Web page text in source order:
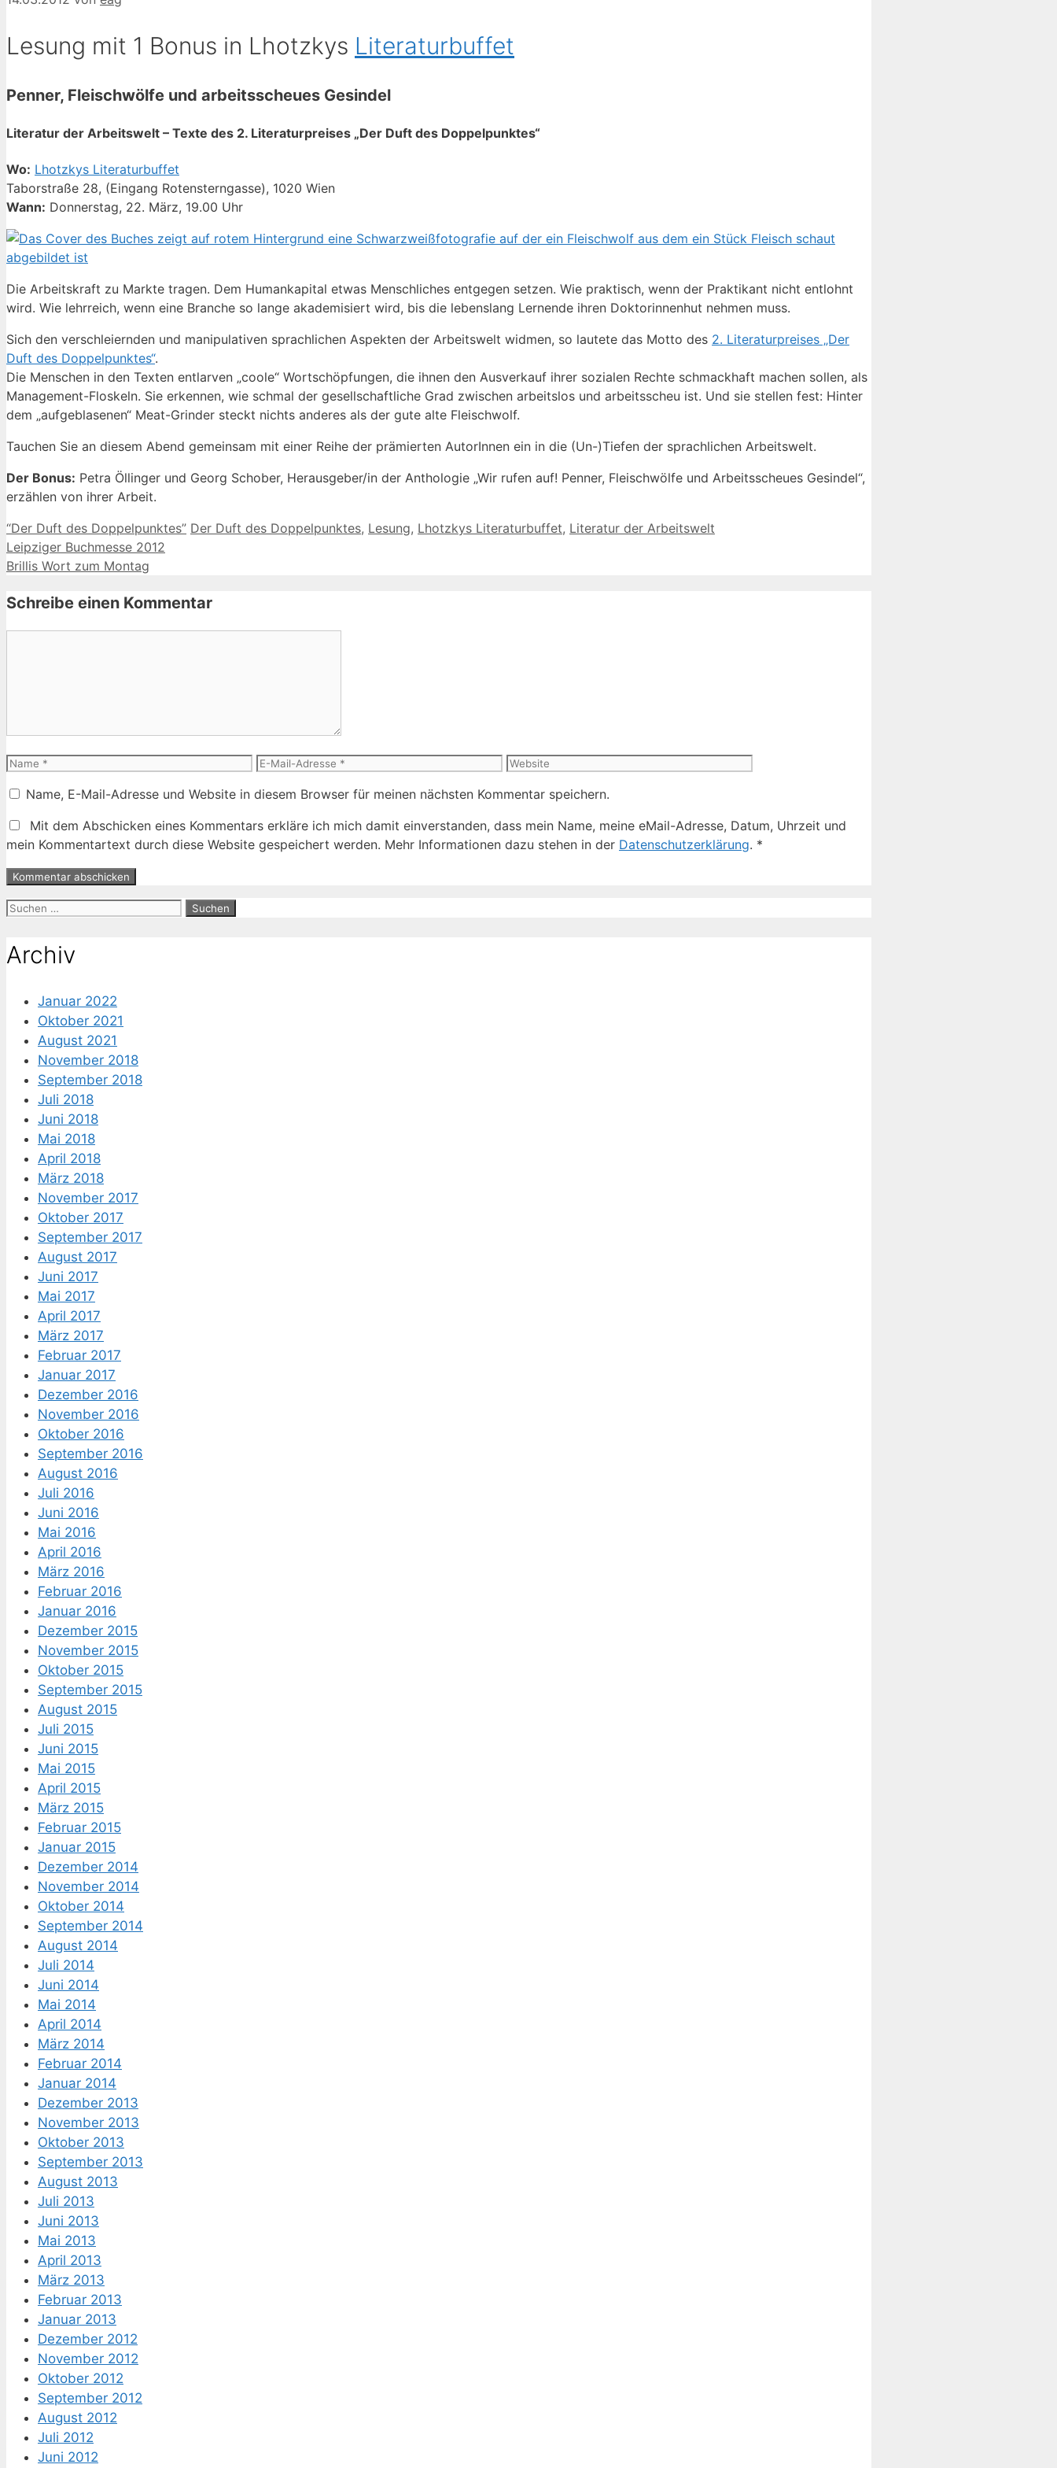
Lesung mit 1 Bonus in Lhotzkys Literaturbuffet
Penner, Fleischwölfe und arbeitsscheues Gesindel
Literatur der Arbeitswelt – Texte des 2. Literaturpreises „Der Duft des Doppelpunktes“
Wo: Lhotzkys Literaturbuffet
Taborstraße 28, (Eingang Rotensterngasse), 1020 Wien
Wann: Donnerstag, 22. März, 19.00 Uhr
Die Arbeitskraft zu Markte tragen. Dem Humankapital etwas Menschliches entgegen setzen. Wie praktisch, wenn der Praktikant nicht entlohnt
wird. Wie lehrreich, wenn eine Branche so lange akademisiert wird, bis die lebenslang Lernende ihren Doktorinnenhut nehmen muss.
Sich den verschleiernden und manipulativen sprachlichen Aspekten der Arbeitswelt widmen, so lautete das Motto des 2. Literaturpreises „Der
Duft des Doppelpunktes“.
Die Menschen in den Texten entlarven „coole“ Wortschöpfungen, die ihnen den Ausverkauf ihrer sozialen Rechte schmackhaft machen sollen, als
Management-Floskeln. Sie erkennen, wie schmal der gesellschaftliche Grad zwischen arbeitslos und arbeitsscheu ist. Und sie stellen fest: Hinter
dem „aufgeblasenen“ Meat-Grinder steckt nichts anderes als der gute alte Fleischwolf.
Tauchen Sie an diesem Abend gemeinsam mit einer Reihe der prämierten AutorInnen ein in die (Un-)Tiefen der sprachlichen Arbeitswelt.
Der Bonus: Petra Öllinger und Georg Schober, Herausgeber/in der Anthologie „Wir rufen auf! Penner, Fleischwölfe und Arbeitsscheues Gesindel“,
erzählen von ihrer Arbeit.
Kategorien
“Der Duft des Doppelpunktes” Schlagwörter
Der Duft des Doppelpunktes, Lesung, Lhotzkys Literaturbuffet, Literatur der Arbeitswelt
Leipziger Buchmesse 2012
Brillis Wort zum Montag
Schreibe einen Kommentar
Name
E-
Adresse
Website
Name, E-Mail-Adresse und Website in diesem Browser für meinen nächsten Kommentar speichern.
Mit dem Abschicken eines Kommentars erkläre ich mich damit einverstanden, dass mein Name, meine eMail-Adresse, Datum, Uhrzeit und
mein Kommentartext durch diese Website gespeichert werden. Mehr Informationen dazu stehen in der Datenschutzerklärung. *
Suche
Archiv
Januar 2022
Oktober 2021
August 2021
November 2018
September 2018
Juli 2018
Juni 2018
Mai 2018
April 2018
März 2018
November 2017
Oktober 2017
September 2017
August 2017
Juni 2017
Mai 2017
April 2017
März 2017
Februar 2017
Januar 2017
Dezember 2016
November 2016
Oktober 2016
September 2016
August 2016
Juli 2016
Juni 2016
Mai 2016
April 2016
März 2016
Februar 2016
Januar 2016
Dezember 2015
November 2015
Oktober 2015
September 2015
August 2015
Juli 2015
Juni 2015
Mai 2015
April 2015
März 2015
Februar 2015
Januar 2015
Dezember 2014
November 2014
Oktober 2014
September 2014
August 2014
Juli 2014
Juni 2014
Mai 2014
April 2014
März 2014
Februar 2014
Januar 2014
Dezember 2013
November 2013
Oktober 2013
September 2013
August 2013
Juli 2013
Juni 2013
Mai 2013
April 2013
März 2013
Februar 2013
Januar 2013
Dezember 2012
November 2012
Oktober 2012
September 2012
August 2012
Juli 2012
Juni 2012